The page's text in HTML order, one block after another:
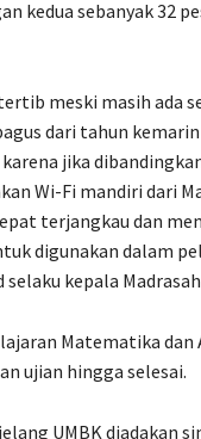
kedua sebanyak 32
meski masih ada
dari tahun
jika
Wi-Fi mandiri dari
terjangkau dan
digunakan dalam
kepala
Matematika dan
ujian hingga selesai.
UMBK diadakan